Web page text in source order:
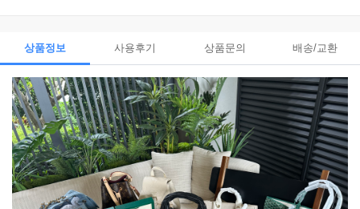
상품정보 사용후기 상품문의 배송/교환